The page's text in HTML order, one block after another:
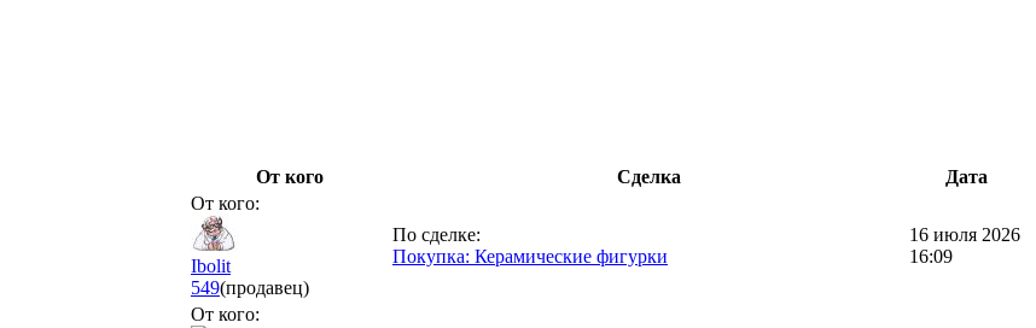
От кого Сделка Дата
От кого:
Ibolit
549(продавец)
По сделке:
Покупка: Керамические фигурки
16 июля 2026
16:09
От кого: